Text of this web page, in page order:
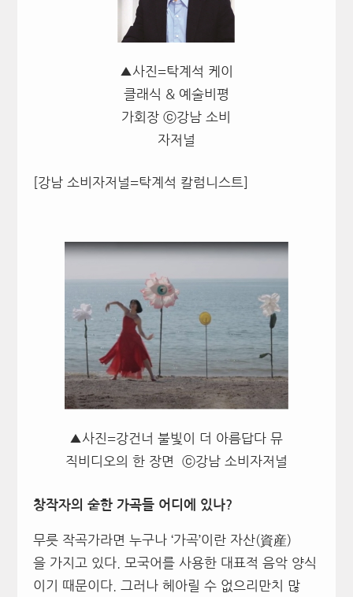
▲사진=탁계석 케이
클래식 & 예술비평
가회장 ⓒ강남 소비
자저널
[강남 소비자저널=탁계석 칼럼니스트]
▲사진=강건너 불빛이 더 아름답다 뮤
직비디오의 한 장면 ⓒ강남 소비자저널
창작자의 숱한 가곡들 어디에 있나?
무릇 작곡가라면 누구나 ‘가곡’이란 자산(資産)
을 가지고 있다. 모국어를 사용한 대표적 음악 양식
이기 때문이다. 그러나 헤아릴 수 없으리만치 많